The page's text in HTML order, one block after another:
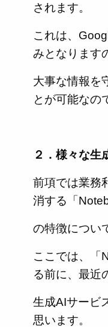
されます。
これは、
みとなります
大事な情報を
とが可能なの
２．様々な生
前項では業務
消する「
の特徴につい
ここでは、「
る前に、最近
生成AIサービ
思います。